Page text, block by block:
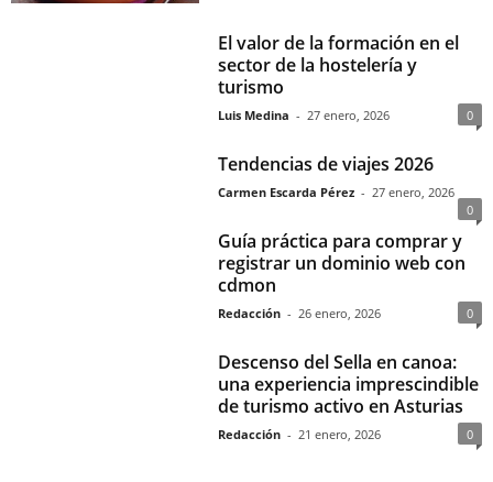
El valor de la formación en el
sector de la hostelería y
turismo
Luis Medina - 27 enero, 2026 0
Tendencias de viajes 2026
Carmen Escarda Pérez - 27 enero, 2026
0
Guía práctica para comprar y
registrar un dominio web con
cdmon
Redacción - 26 enero, 2026 0
Descenso del Sella en canoa:
una experiencia imprescindible
de turismo activo en Asturias
Redacción - 21 enero, 2026 0